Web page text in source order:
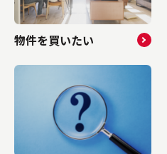
物件を買いたい